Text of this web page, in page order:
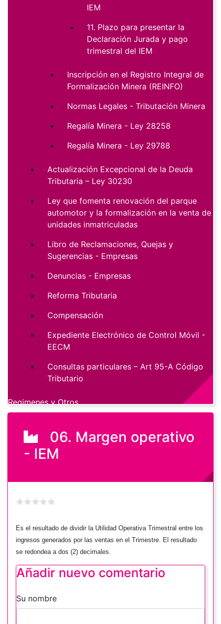
06. Margen operativo
- IEM
Es el resultado de dividir la Utilidad Operativa Trimestral entre los
ingresos generados por las ventas en el Trimestre. El resultado
se redondea a dos (2) decimales.
Añadir nuevo comentario
Su nombre
IEM
11. Plazo para presentar la
Declaración Jurada y pago
trimestral del IEM
Inscripción en el Registro Integral de
Formalización Minera (REINFO)
Normas Legales - Tributación Minera
Regalía Minera - Ley 28258
Regalía Minera - Ley 29788
Actualización Excepcional de la Deuda
Tributaria – Ley 30230
Ley que fomenta renovación del parque
automotor y la formalización en la venta de
unidades inmatriculadas
Libro de Reclamaciones, Quejas y
Sugerencias - Empresas
Denuncias - Empresas
Reforma Tributaria
Compensación
Expediente Electrónico de Control Móvil -
EECM
Consultas particulares – Art 95-A Código
Tributario
Regimenes y Otros